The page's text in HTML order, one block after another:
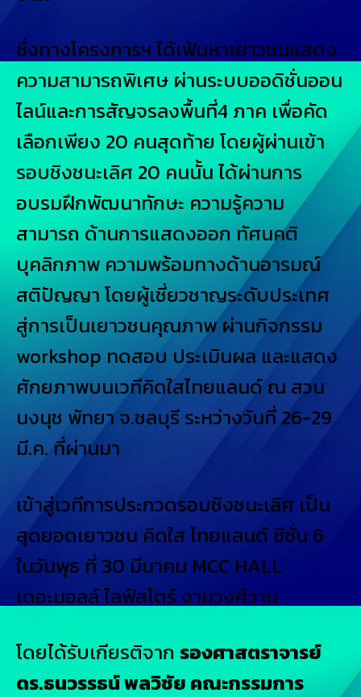
ซึ่งทางโครงการฯ ได้เฟ้นหาเยาวชนแสดง
ความสามารถพิเศษ ผ่านระบบออดิชั่นออน
ไลน์และการสัญจรลงพื้นที่4 ภาค เพื่อคัด
เลือกเพียง 20 คนสุดท้าย โดยผู้ผ่านเข้า
รอบชิงชนะเลิศ 20 คนนั้น ได้ผ่านการ
อบรมฝึกพัฒนาทักษะ ความรู้ความ
สามารถ ด้านการแสดงออก ทัศนคติ
บุคลิกภาพ ความพร้อมทางด้านอารมณ์
สติปัญญา โดยผู้เชี่ยวชาญระดับประเทศ
สู่การเป็นเยาวชนคุณภาพ ผ่านกิจกรรม
workshop ทดสอบ ประเมินผล และแสดง
ศักยภาพบนเวทีคิดใสไทยแลนด์ ณ สวน
นงนุช พัทยา จ.ชลบุรี ระหว่างวันที่ 26-29
มี.ค. ที่ผ่านมา
เข้าสู่เวทีการประกวดรอบชิงชนะเลิศ เป็น
สุดยอดเยาวชน คิดใส ไทยแลนด์ ซีซั่น 6
ในวันพุธ ที่ 30 มีนาคม MCC HALL
เดอะมอลล์ ไลฟ์สโตร์ งามวงศ์วาน
โดยได้รับเกียรติจาก รองศาสตราจารย์
ดร.ธนวรรธน์ พลวิชัย คณะกรรมการ